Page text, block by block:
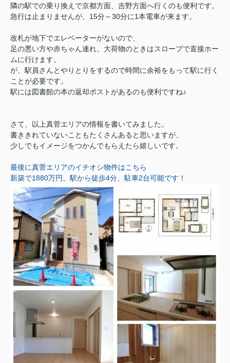
隣の駅での乗り換えで京都方面、吉野方面へ行くのも便利です。
急行は止まりませんが、15分～30分に1本電車が来ます。
改札が地下でエレベーターがないので、
足の悪い方や赤ちゃん連れ、大荷物のときはスロープで直接ホー
ムに行けます。
が、駅員さんとやりとりをするので時間に余裕をもって駅に行く
ことが必要です。
駅には図書館の本の返却ポストがあるのも便利ですね♪
さて、以上真菅エリアの情報を書いてみました。
書ききれていないこともたくさんあると思いますが、
少しでもイメージをつかんでもらえたら嬉しいです。
最後に真菅エリアのイチオシ物件はこちら
新築で1880万円。駅から徒歩4分、駐車2台可能です！